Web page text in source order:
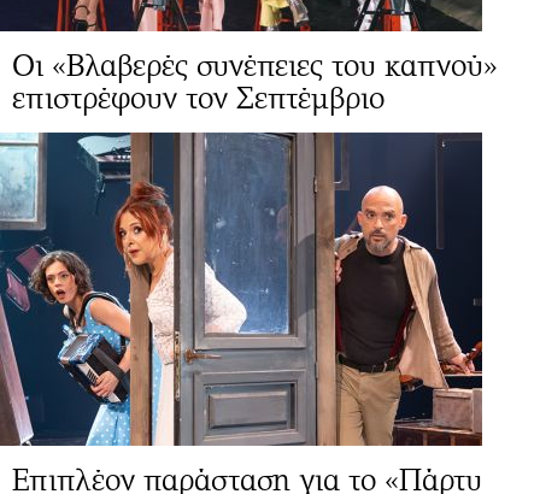
Οι «Βλαβερές συνέπειες του καπνού»
επιστρέφουν τον Σεπτέμβριο
Επιπλέον παράσταση για το «Πάρτυ